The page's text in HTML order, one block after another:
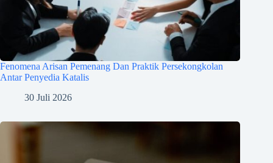
Fenomena Arisan Pemenang Dan Praktik Persekongkolan
Antar Penyedia Katalis
30 Juli 2026